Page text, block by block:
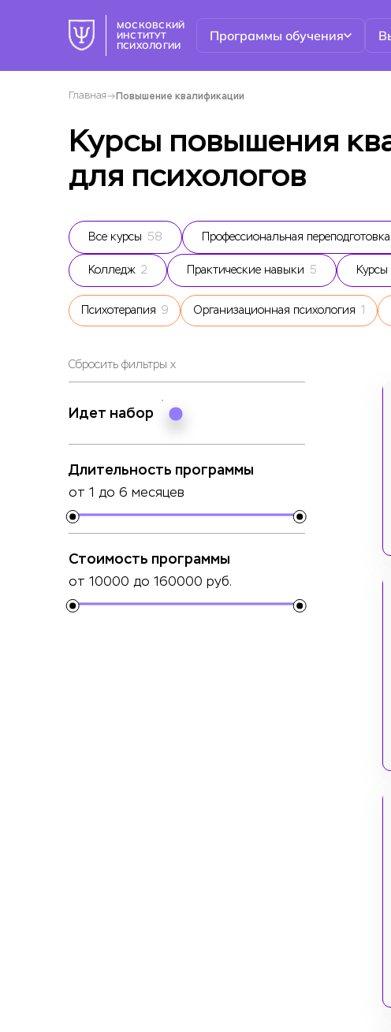
МОСКОВСКИЙ
ИНСТИТУТ
ПСИХОЛОГИИ
Программы обучения
Главная Повышение квалификации
Курсы повышения
для психологов
Все курсы 58 Профессиональная переподготовка
Колледж 2 Практические навыки 5 Курсы
Психотерапия 9 Организационная психология 1
Сбросить фильтры х
Идет набор
Длительность программы
от 1 до 6 месяцев
Стоимость программы
от 10000 до 160000 руб.